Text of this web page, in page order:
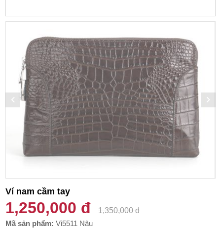
Ví nam cầm tay
1,250,000 đ
1,350,000 đ
Mã sản phẩm:Vi5511 Nâu